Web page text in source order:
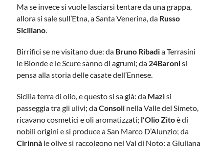
Ma se invece si vuole lasciarsi tentare da una grappa,
allora si sale sull’Etna, a Santa Venerina, da Russo
Siciliano.
Birrifici se ne visitano due: da Bruno Ribadia Terrasini
le Bionde e le Scure sanno di agrumi; da 24Baronisi
pensa alla storia delle casate dell’Ennese.
Sicilia terra di olio, e questo si sa già: da Mazìsi
passeggia tra gli ulivi; daConsoli nella Valle del Simeto,
ricavano cosmetici e oli aromatizzati; l’Olio Zitoè di
nobili origini e si produce a San Marco D’Alunzio; da
Cirinnà le olive si raccolgono nel Val di Noto; a Giuliana